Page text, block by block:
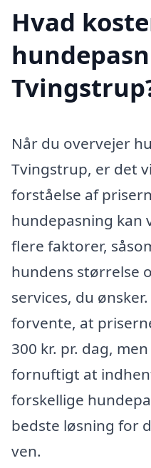
Hvad
Når du overvejer
Tvingstrup, er det
forståelse af
hundepasning
flere faktorer,
hundens størrelse
services, du
forvente, at
300 kr. pr. dag,
fornuftigt at
forskellige
bedste løsning for
ven.